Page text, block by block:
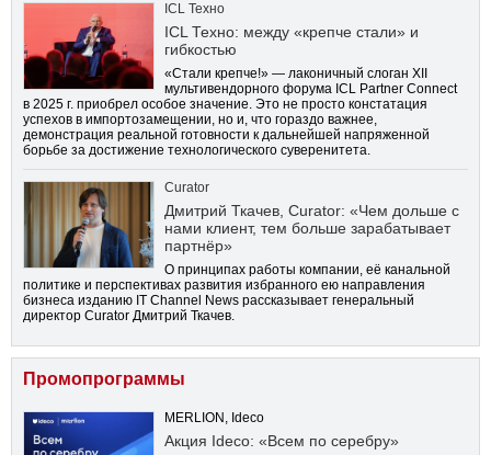
ICL Техно
ICL Техно: между «крепче стали» и
гибкостью
«Стали крепче!» — лаконичный слоган XII
мультивендорного форума ICL Partner Connect
в 2025 г. приобрел особое значение. Это не просто констатация
успехов в импортозамещении, но и, что гораздо важнее,
демонстрация реальной готовности к дальнейшей напряженной
борьбе за достижение технологического суверенитета.
Curator
Дмитрий Ткачев, Curator: «Чем дольше с
нами клиент, тем больше зарабатывает
партнёр»
О принципах работы компании, её канальной
политике и перспективах развития избранного ею направления
бизнеса изданию IT Channel News рассказывает генеральный
директор Curator Дмитрий Ткачев.
Промопрограммы
MERLION, Ideco
Акция Ideco: «Всем по серебру»